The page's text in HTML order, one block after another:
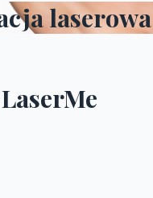
laserowa